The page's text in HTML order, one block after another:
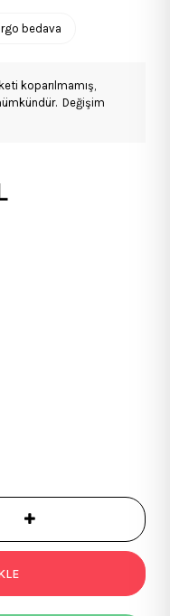
bedava
koparılmamış,
Değişim